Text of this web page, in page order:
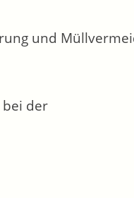
und
der